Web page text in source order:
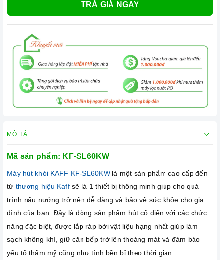
TRẢ GIÁ NGAY
MÔ TẢ
Mã sản phẩm: KF-SL60KW
Máy hút khói KAFF KF-SL60KW là một sản phẩm cao cấp đến
từ thương hiệu Kaff sẽ là 1 thiết bị thông minh giúp cho quá
trình nấu nướng trở nên dễ dàng và bảo vệ sức khỏe cho gia
đình của bạn. Đây là dòng sản phẩm hút cổ điển với các chức
năng đặc biệt, được lắp ráp bởi vật liệu hạng nhất giúp làm
sạch không khí, giữ căn bếp trở lên thoáng mát và đảm bảo
yếu tố thẩm mỹ cũng như tính bền bỉ theo thời gian.